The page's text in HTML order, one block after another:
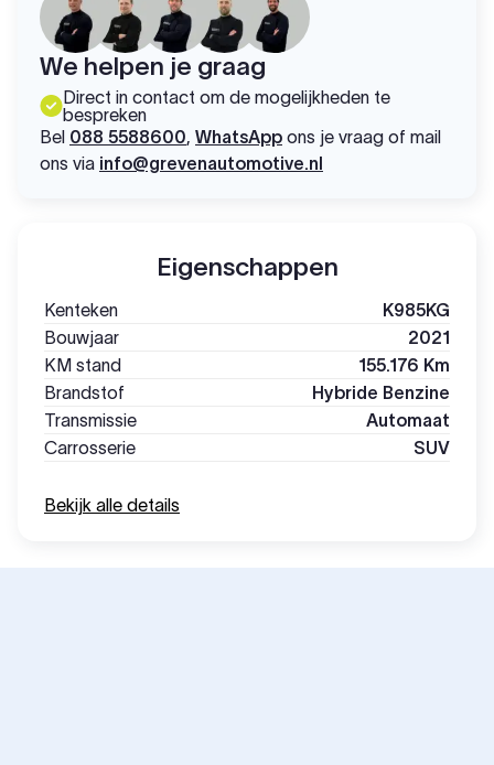
We helpen je graag
Direct in contact om de mogelijkheden te
bespreken
Bel 088 5588600, WhatsApp ons je vraag of mail
ons via info@grevenautomotive.nl
Eigenschappen
Kenteken
K985KG
Bouwjaar
2021
KM stand
155.176 Km
Brandstof
Hybride Benzine
Transmissie
Automaat
Carrosserie
SUV
Bekijk alle details